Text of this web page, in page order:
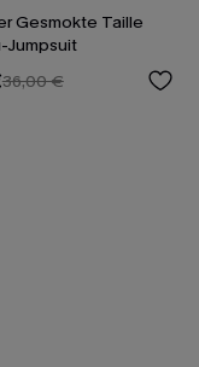
Gesmokte Taille
Jumpsuit
36,00 €